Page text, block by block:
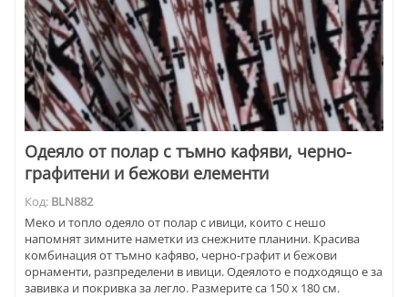
Одеяло от полар с тъмно кафяви, черно-
графитени и бежови елементи
Код: BLN882
Меко и топло одеяло от полар с ивици, които с нешо
напомнят зимните наметки из снежните планини. Красива
комбинация от тъмно кафяво, черно-графит и бежови
орнаменти, разпределени в ивици. Одеялото е подходящо е за
завивка и покривка за легло. Размерите са 150 х 180 см.